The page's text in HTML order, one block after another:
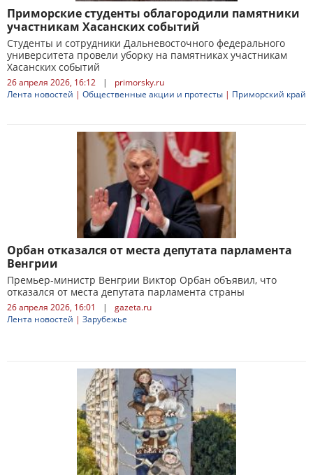
Приморские студенты облагородили памятники
участникам Хасанских событий
Студенты и сотрудники Дальневосточного федерального
университета провели уборку на памятниках участникам
Хасанских событий
26 апреля 2026, 16:12 |
primorsky.ru
Лента новостей | Общественные акции и протесты | Приморский край
Орбан отказался от места депутата парламента
Венгрии
Премьер-министр Венгрии Виктор Орбан объявил, что
отказался от места депутата парламента страны
26 апреля 2026, 16:01 |
gazeta.ru
Лента новостей | Зарубежье